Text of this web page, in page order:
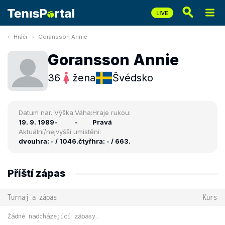
Hráči Goransson Annie
Goransson Annie
36 žena Švédsko
Datum nar.:
19. 9. 1989
Výška:
-
Váha:
-
Hraje rukou:
Pravá
Aktuální/nejvyšší umístění:
dvouhra: - / 1046.čtyřhra: - / 663.
Příští zápas
Turnaj a zápas Kurs
Žádné nadcházející zápasy.